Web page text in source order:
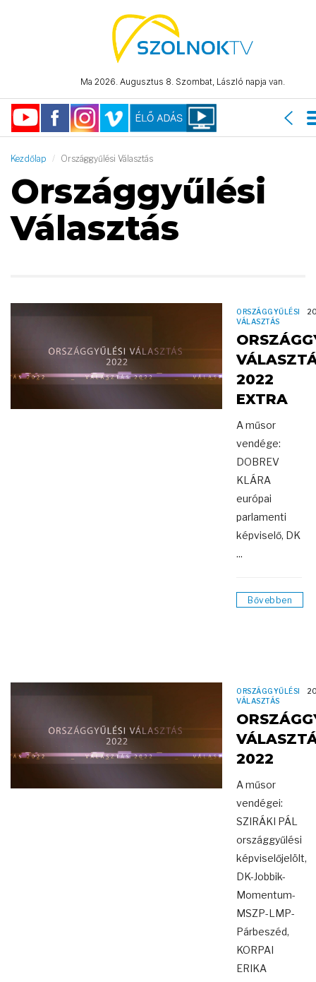
Ma 2026. Augusztus 8. Szombat, László napja van.
Kezdőlap Országgyűlési Választás
Országgyűlési
Választás
ORSZÁGGYŰLÉSI
VÁLASZTÁS
2022
EXTRA
A műsor
vendége:
DOBREV
KLÁRA
európai
parlamenti
képviselő, DK
...
Bővebben
ORSZÁGGYŰLÉSI
VÁLASZTÁS
2022
A műsor
vendégei:
SZIRÁKI PÁL
országgyűlési
képviselőjelölt,
DK-Jobbik-
Momentum-
MSZP-LMP-
Párbeszéd,
KORPAI
ERIKA